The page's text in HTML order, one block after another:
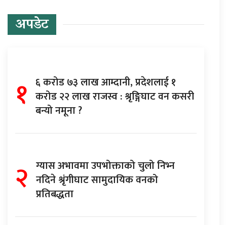
अपडेट
१ ६ करोड ७३ लाख आम्दानी, प्रदेशलाई १
करोड २२ लाख राजस्व : श्रृङ्गिघाट वन कसरी
बन्यो नमूना ?
२ ग्यास अभावमा उपभोक्ताको चुलो निभ्न
नदिने श्रृंगीघाट सामुदायिक वनको
प्रतिबद्धता